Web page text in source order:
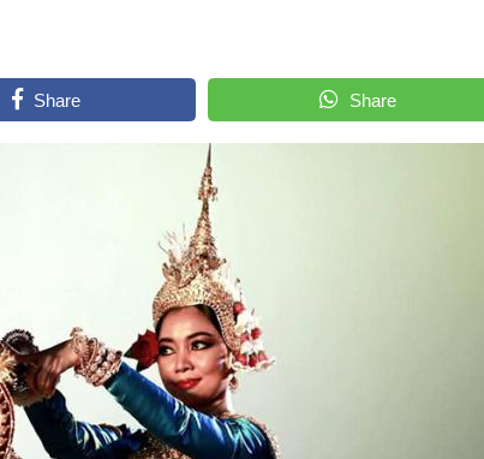
Share Share